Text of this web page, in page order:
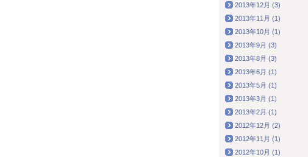
2013年12月 (3)
2013年11月 (1)
2013年10月 (1)
2013年9月 (3)
2013年8月 (3)
2013年6月 (1)
2013年5月 (1)
2013年3月 (1)
2013年2月 (1)
2012年12月 (2)
2012年11月 (1)
2012年10月 (1)